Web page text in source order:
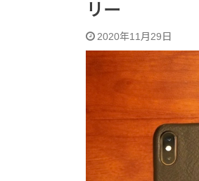
リー
2020年11月29日